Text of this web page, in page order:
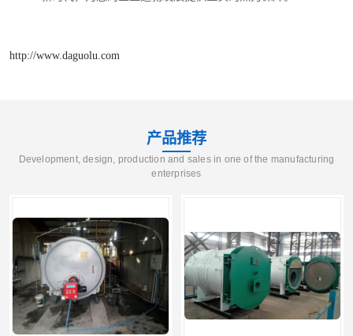
http://www.daguolu.com
产品推荐
Development, design, production and sales in one of the manufacturing
enterprises